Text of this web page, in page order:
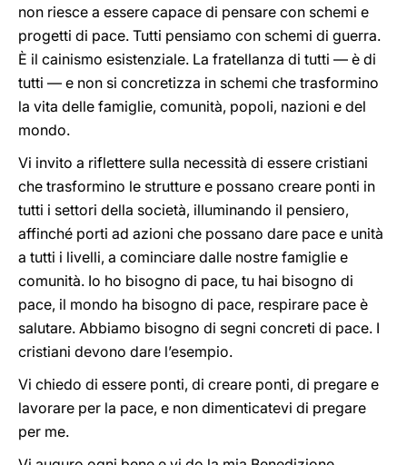
non riesce a essere capace di pensare con schemi e
progetti di pace. Tutti pensiamo con schemi di guerra.
È il cainismo esistenziale. La fratellanza di tutti — è di
tutti — e non si concretizza in schemi che trasformino
la vita delle famiglie, comunità, popoli, nazioni e del
mondo.
Vi invito a riflettere sulla necessità di essere cristiani
che trasformino le strutture e possano creare ponti in
tutti i settori della società, illuminando il pensiero,
affinché porti ad azioni che possano dare pace e unità
a tutti i livelli, a cominciare dalle nostre famiglie e
comunità. Io ho bisogno di pace, tu hai bisogno di
pace, il mondo ha bisogno di pace, respirare pace è
salutare. Abbiamo bisogno di segni concreti di pace. I
cristiani devono dare l’esempio.
Vi chiedo di essere ponti, di creare ponti, di pregare e
lavorare per la pace, e non dimenticatevi di pregare
per me.